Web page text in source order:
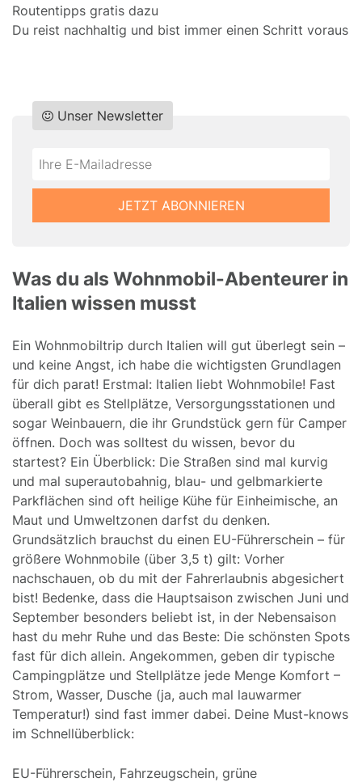
Routentipps gratis dazu
Du reist nachhaltig und bist immer einen Schritt voraus
Do
Unser Newsletter
*Ihre
JETZT ABONNIEREN
Was du als Wohnmobil-Abenteurer in
Italien wissen musst
Ein Wohnmobiltrip durch Italien will gut überlegt sein –
und keine Angst, ich habe die wichtigsten Grundlagen
für dich parat! Erstmal: Italien liebt Wohnmobile! Fast
überall gibt es Stellplätze, Versorgungsstationen und
sogar Weinbauern, die ihr Grundstück gern für Camper
öffnen. Doch was solltest du wissen, bevor du
startest? Ein Überblick: Die Straßen sind mal kurvig
und mal superautobahnig, blau- und gelbmarkierte
Parkflächen sind oft heilige Kühe für Einheimische, an
Maut und Umweltzonen darfst du denken.
Grundsätzlich brauchst du einen EU-Führerschein – für
größere Wohnmobile (über 3,5 t) gilt: Vorher
nachschauen, ob du mit der Fahrerlaubnis abgesichert
bist! Bedenke, dass die Hauptsaison zwischen Juni und
September besonders beliebt ist, in der Nebensaison
hast du mehr Ruhe und das Beste: Die schönsten Spots
fast für dich allein. Angekommen, geben dir typische
Campingplätze und Stellplätze jede Menge Komfort –
Strom, Wasser, Dusche (ja, auch mal lauwarmer
Temperatur!) sind fast immer dabei. Deine Must-knows
im Schnellüberblick:
EU-Führerschein, Fahrzeugschein, grüne